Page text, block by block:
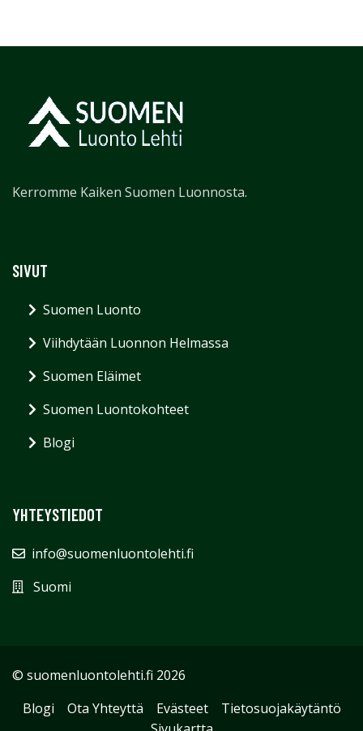
Kerromme Kaiken Suomen Luonnosta.
SIVUT
Suomen Luonto
Viihdytään Luonnon Helmassa
Suomen Eläimet
Suomen Luontokohteet
Blogi
YHTEYSTIEDOT
info@suomenluontolehti.fi
Suomi
© suomenluontolehti.fi 2026
Blogi
Ota Yhteyttä Evästeet
Tietosuojakäytäntö